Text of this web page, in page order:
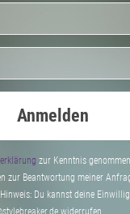
Anmelden
zur Kenntnis
zur Beantwortung meiner
Du kannst deine
widerrufen